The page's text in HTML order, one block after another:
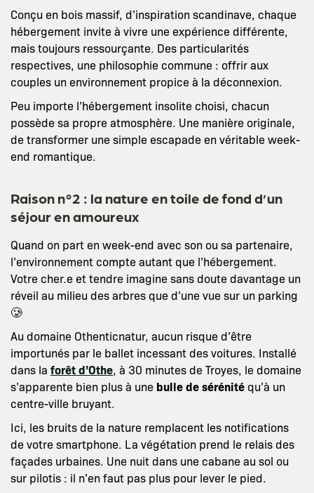
Conçu en bois massif, d’inspiration scandinave, chaque
hébergement invite à vivre une expérience différente,
mais toujours ressourçante. Des particularités
respectives, une philosophie commune : offrir aux
couples un environnement propice à la déconnexion.
Peu importe l’hébergement insolite choisi, chacun
possède sa propre atmosphère. Une manière originale,
de transformer une simple escapade en véritable week-
end romantique.
Raison n°2 : la nature en toile de fond d’un
séjour en amoureux
Quand on part en week-end avec son ou sa partenaire,
l’environnement compte autant que l’hébergement.
Votre cher.e et tendre imagine sans doute davantage un
réveil au milieu des arbres que d’une vue sur un parking
🥲
Au domaine Othenticnatur, aucun risque d’être
importunés par le ballet incessant des voitures. Installé
dans la forêt d’Othe, à 30 minutes de Troyes, le domaine
s’apparente bien plus à une bulle de sérénité qu’à un
centre-ville bruyant.
Ici, les bruits de la nature remplacent les notifications
de votre smartphone. La végétation prend le relais des
façades urbaines. Une nuit dans une cabane au sol ou
sur pilotis : il n’en faut pas plus pour lever le pied.